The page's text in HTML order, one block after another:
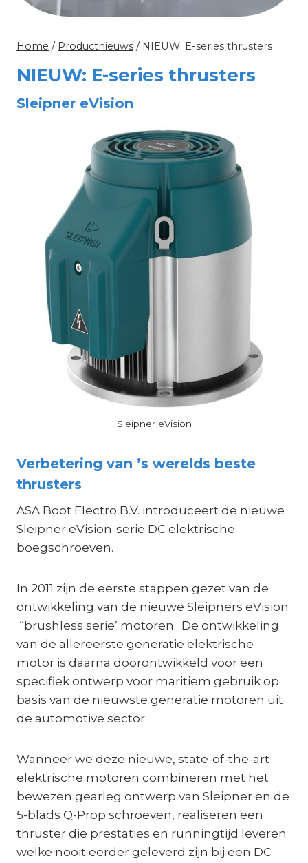
Home / Productnieuws / NIEUW: E-series thrusters
NIEUW: E-series thrusters
Sleipner eVision
Sleipner eVision
Verbetering van ’s werelds beste
thrusters
ASA Boot Electro B.V. introduceert de nieuwe
Sleipner eVision-serie DC elektrische
boegschroeven.
In 2011 zijn de eerste stappen gezet van de
ontwikkeling van de nieuwe Sleipners eVision
“brushless serie’ motoren. De ontwikkeling
van de allereerste generatie elektrische
motor is daarna doorontwikkeld voor een
specifiek ontwerp voor maritiem gebruik op
basis van de nieuwste generatie motoren uit
de automotive sector.
Wanneer we deze nieuwe, state-of-the-art
elektrische motoren combineren met het
bewezen gearleg ontwerp van Sleipner en de
5-blads Q-Prop schroeven, realiseren een
thruster die prestaties en runningtijd leveren
welke nooit eerder geleverd zijn bij een DC